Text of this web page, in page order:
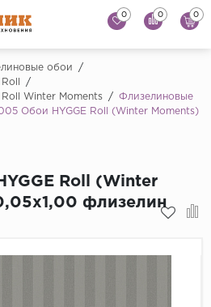
...
Artsimple
AS Creation
0 0 0
обои
/
/
Winter Moments
/
Флизелиновые
Обои HYGGE Roll (Winter Moments)
Roll (Winter
флизелин